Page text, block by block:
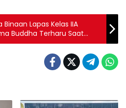
Binaan Lapas Kelas IIA
Buddha Terharu Saat
Hari Raya Waisak 2570